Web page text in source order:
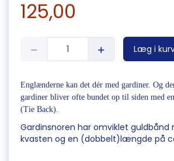
125,00
Læg i
Englænderne kan det dér med gardiner. Og
gardiner bliver ofte bundet op til siden med
(Tie Back).
Gardinsnoren har omviklet guldbånd
kvasten og en (dobbelt)længde på